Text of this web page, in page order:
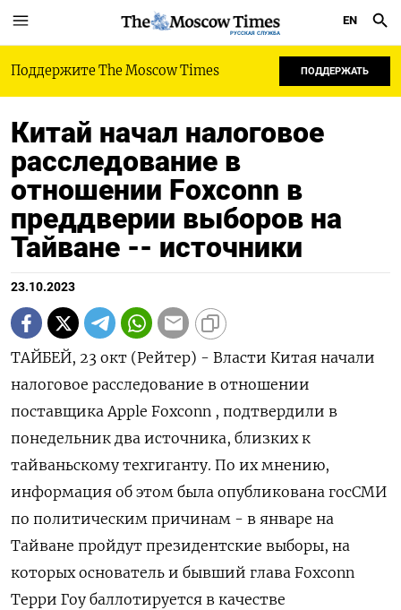
РУССКАЯ СЛУЖБА
EN
Поддержите The Moscow Times ПОДДЕРЖАТЬ
Китай начал налоговое
расследование в
отношении Foxconn в
преддверии выборов на
Тайване -- источники
23.10.2023
ТАЙБЕЙ, 23 окт (Рейтер) - Власти Китая начали
налоговое расследование в отношении
поставщика Apple Foxconn , подтвердили в
понедельник два источника, близких к
тайваньскому техгиганту. По их мнению,
информация об этом была опубликована госСМИ
по политическим причинам - в январе на
Тайване пройдут президентские выборы, на
которых основатель и бывший глава Foxconn
Терри Гоу баллотируется в качестве